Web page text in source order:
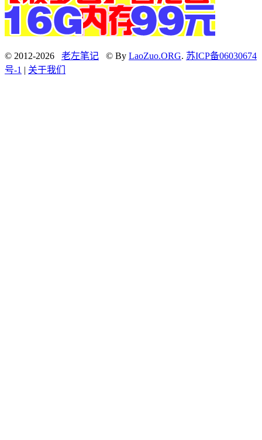
© 2012-2026 老左笔记 © By LaoZuo.ORG. 苏ICP备06030674
号-1 | 关于我们